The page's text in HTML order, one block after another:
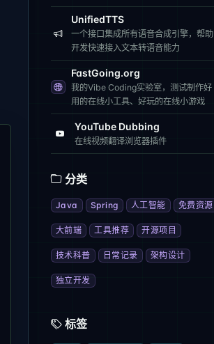
UnifiedTTS
一个接口集成所有语音合成引擎，帮助
开发快速接入文本转语音能力
FastGoing.org
我的Vibe Coding实验室，测试制作好
用的在线小工具、好玩的在线小游戏
YouTube Dubbing
在线视频翻译浏览器插件
分类
Java Spring 人工智能 免费资源
大前端 工具推荐 开源项目
技术科普 日常记录 架构设计
独立开发
标签